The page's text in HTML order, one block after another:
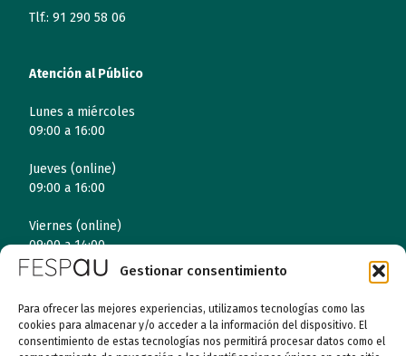
Gestionar consentimiento
Para ofrecer las mejores experiencias, utilizamos tecnologías como las
cookies para almacenar y/o acceder a la información del dispositivo. El
consentimiento de estas tecnologías nos permitirá procesar datos como el
Tlf.: 91 290 58 06
Atención al Público
Lunes a miércoles
09:00 a 16:00
Jueves (online)
09:00 a 16:00
Viernes (online)
09:00 a 14:00
Quiénes somos